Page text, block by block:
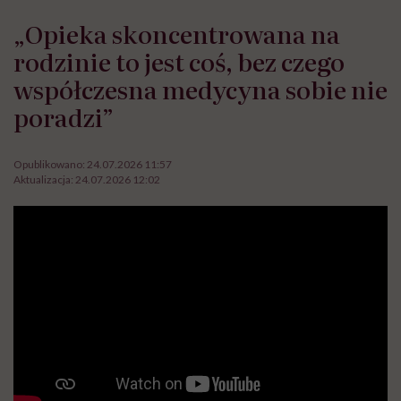
„Opieka skoncentrowana na
rodzinie to jest coś, bez czego
współczesna medycyna sobie nie
poradzi”
Opublikowano: 24.07.2026 11:57
Aktualizacja: 24.07.2026 12:02